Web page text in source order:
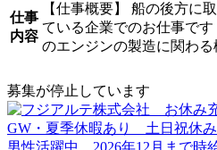
仕事
内容
【仕事概要】 船の後方に
ている企業でのお仕事で
のエンジンの製造に関わる
募集が停止しています